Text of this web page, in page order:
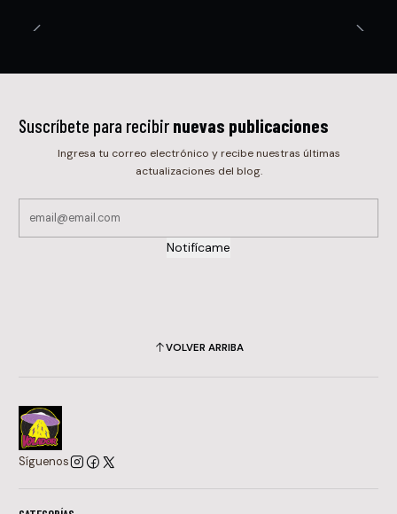
Suscríbete para recibir nuevas publicaciones
Ingresa tu correo electrónico y recibe nuestras últimas
actualizaciones del blog.
Notifícame
VOLVER ARRIBA
Síguenos